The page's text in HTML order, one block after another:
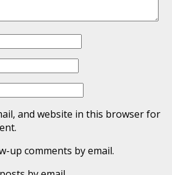
and website in this browser for
up comments by email.